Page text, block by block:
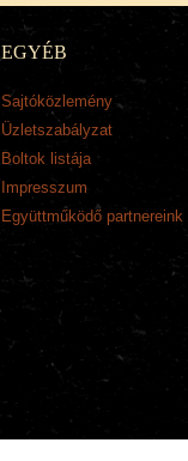
EGYÉB
Sajtóközlemény
Üzletszabályzat
Boltok listája
Impresszum
Együttműködő partnereink